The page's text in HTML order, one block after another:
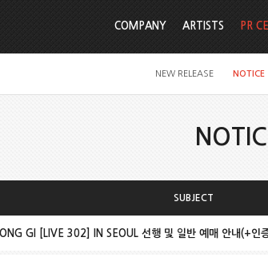
COMPANY ARTISTS PR
NEW RELEASE NOTICE
SUBJECT
GI [LIVE 302] IN SEOUL 선행 및 일반 예매 안내(+인